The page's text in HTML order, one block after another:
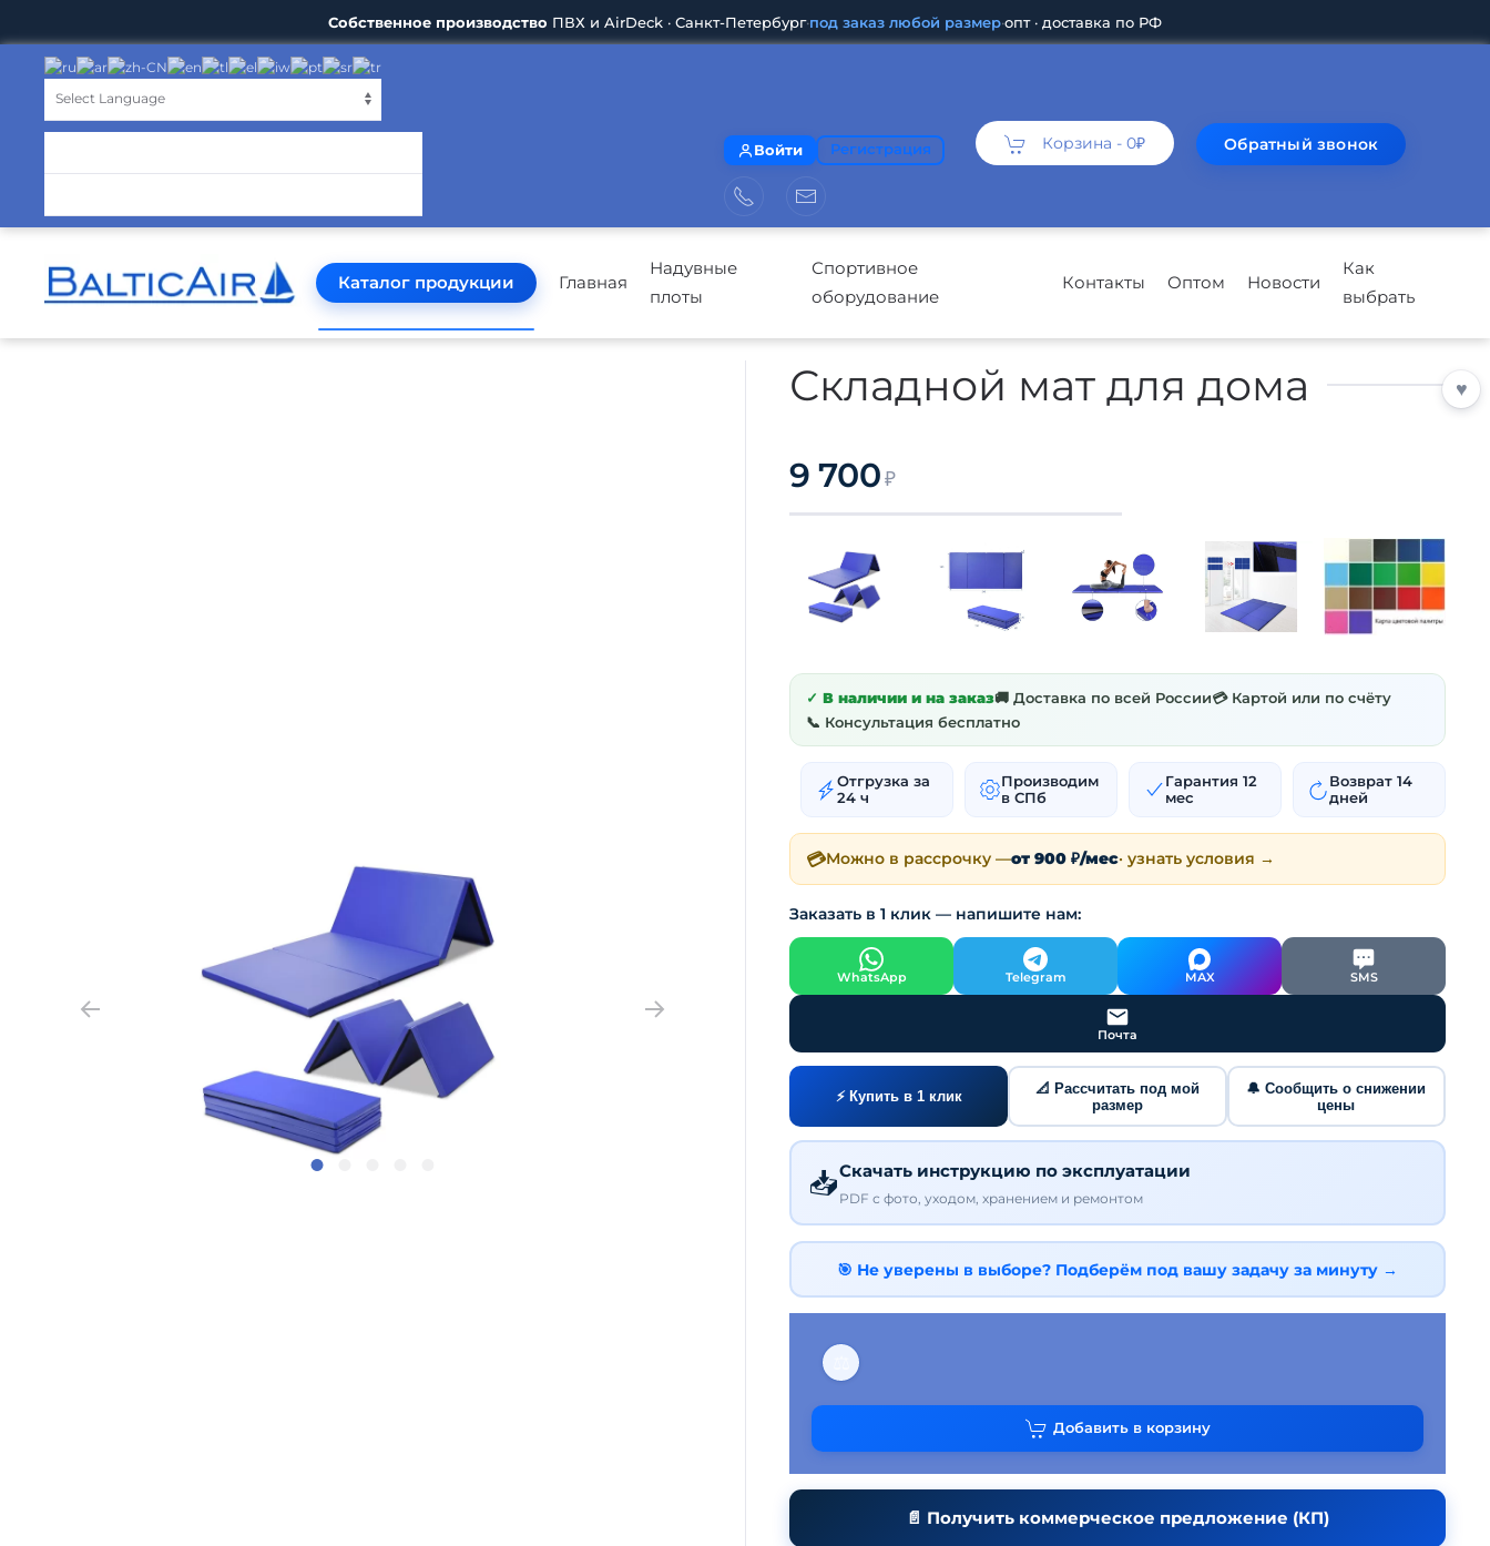
Собственное производство ПВХ и AirDeck · Санкт-Петербург·под заказ любой размер·опт · доставка по РФ
Войти Регистрация Корзина -0₽ Обратный звонок
Каталог продукции Главная
Надувные
плоты
Спортивное
оборудование
Контакты Оптом Новости
Как
выбрать
Складной мат для дома
9 700₽
✓ В наличии и на заказ🚚 Доставка по всей России💳 Картой или по счёту
📞 Консультация бесплатно
Отгрузка за
24 ч
Производим
в СПб
Гарантия 12
мес
Возврат 14
дней
💳Можно в рассрочку —от 900 ₽/мес· узнать условия →
Заказать в 1 клик — напишите нам:
WhatsApp Telegram MAX SMS
Почта
⚡ Купить в 1 клик
📐 Рассчитать под мой
размер
🔔 Сообщить о снижении
цены
📥Скачать инструкцию по эксплуатации
PDF с фото, уходом, хранением и ремонтом
🎯 Не уверены в выборе? Подберём под вашу задачу за минуту →
Добавить в корзину
📄 Получить коммерческое предложение (КП)
♥